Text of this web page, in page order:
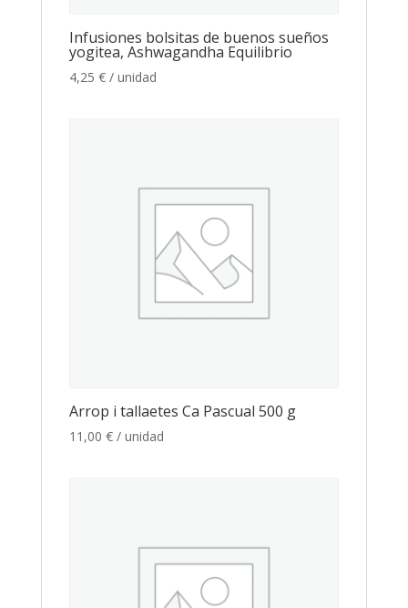
Infusiones bolsitas de buenos sueños
yogitea, Ashwagandha Equilibrio
4,25 € / unidad
Arrop i tallaetes Ca Pascual 500 g
11,00 € / unidad